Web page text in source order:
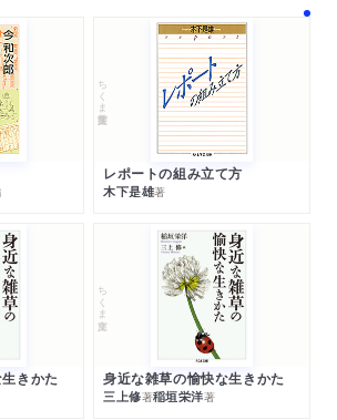
ちくま学芸文庫
レポートの組み立て方
木下是雄著
きかた
ちくま文庫
身近な雑草の愉快な生きかた
三上修著稲垣栄洋著